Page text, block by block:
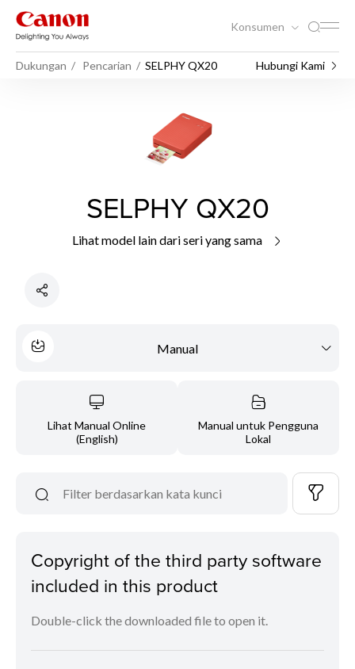
Konsumen
Dukungan Pencarian SELPHY QX20 Hubungi Kami
SELPHY QX20
Lihat model lain dari seri yang sama
Manual
Lihat Manual Online
(English)
Manual untuk Pengguna
Lokal
Copyright of the third party software
included in this product
Double-click the downloaded file to open it.